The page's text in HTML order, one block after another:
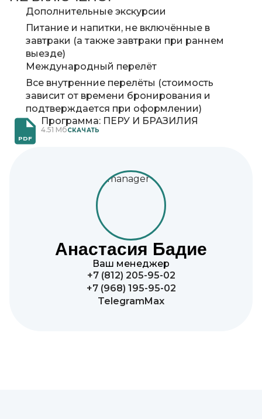
Дополнительные экскурсии
Питание и напитки, не включённые в
завтраки (а также завтраки при раннем
выезде)
Международный перелёт
Все внутренние перелёты (стоимость
зависит от времени бронирования и
подтверждается при оформлении)
PDF
Программа: ПЕРУ И БРАЗИЛИЯ
4.51 МбCКАЧАТЬ
Анастасия Бадие
Ваш менеджер
+7 (812) 205-95-02
+7 (968) 195-95-02
TelegramMax